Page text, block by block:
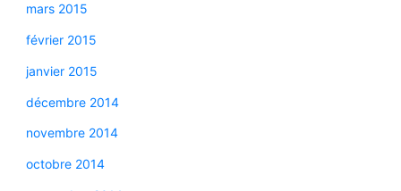
mars 2015
février 2015
janvier 2015
décembre 2014
novembre 2014
octobre 2014